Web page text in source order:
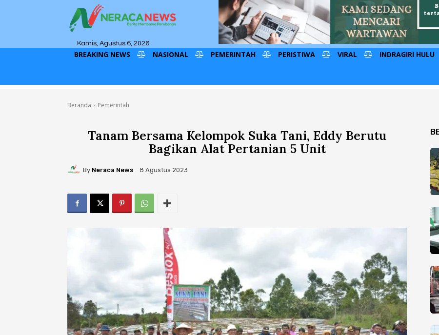
Kamis, Agustus 6, 2026
BREAKING NEWS NASIONAL PEMERINTAH PERISTIWA VIRAL INDRAGIRI HULU
Beranda Pemerintah
Tanam Bersama Kelompok Suka Tani, Eddy Berutu
Bagikan Alat Pertanian 5 Unit
By Neraca News 8 Agustus 2023